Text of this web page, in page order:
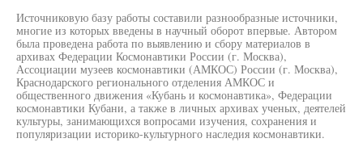
Источниковую базу работы составили разнообразные источники,
многие из которых введены в научный оборот впервые. Автором
была проведена работа по выявлению и сбору материалов в
архивах Федерации Космонавтики России (г. Москва),
Ассоциации музеев космонавтики (АМКОС) России (г. Москва),
Краснодарского регионального отделения АМКОС и
общественного движения «Кубань и космонавтика», Федерации
космонавтики Кубани, а также в личных архивах ученых, деятелей
культуры, занимающихся вопросами изучения, сохранения и
популяризации историко-культурного наследия космонавтики.